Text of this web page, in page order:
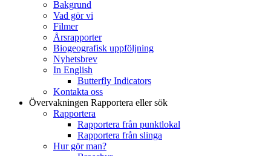
Bakgrund
Vad gör vi
Filmer
Årsrapporter
Biogeografisk uppföljning
Nyhetsbrev
In English
Butterfly Indicators
Kontakta oss
Övervakningen Rapportera eller sök
Rapportera
Rapportera från punktlokal
Rapportera från slinga
Hur gör man?